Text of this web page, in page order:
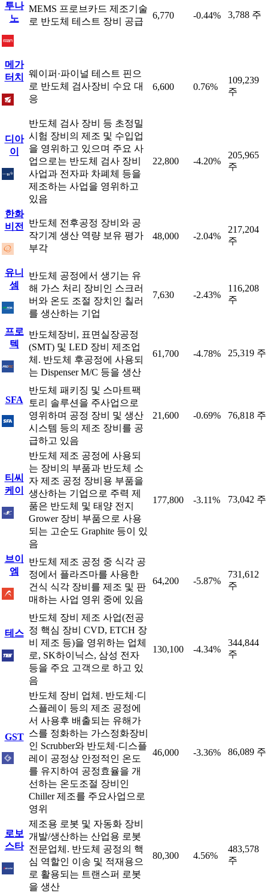
투나
노
MEMS 프로브카드 제조기술
로 반도체 테스트 장비 공급
6,770 -0.44% 3,788 주
메가
터치
웨이퍼·파이널 테스트 핀으
로 반도체 검사장비 수요 대
응
6,600 0.76%
109,239
주
디아
이
반도체 검사 장비 등 초정밀
시험 장비의 제조 및 수입업
을 영위하고 있으며 주요 사
업으로는 반도체 검사 장비
사업과 전자파 차폐체 등을
제조하는 사업을 영위하고
있음
22,800 -4.20%
205,965
주
한화
비전
반도체 전후공정 장비와 공
작기계 생산 역량 보유 평가
부각
48,000 -2.04%
217,204
주
유니
셈
반도체 공정에서 생기는 유
해 가스 처리 장비인 스크러
버와 온도 조절 장치인 칠러
를 생산하는 기업
7,630 -2.43%
116,208
주
프로
텍
반도체장비, 표면실장공정
(SMT) 및 LED 장비 제조업
체. 반도체 후공정에 사용되
는 Dispenser M/C 등을 생산
61,700 -4.78% 25,319 주
SFA
반도체 패키징 및 스마트팩
토리 솔루션을 주사업으로
영위하며 공정 장비 및 생산
시스템 등의 제조 장비를 공
급하고 있음
21,600 -0.69% 76,818 주
티씨
케이
반도체 제조 공정에 사용되
는 장비의 부품과 반도체 소
자 제조 공정 장비용 부품을
생산하는 기업으로 주력 제
품은 반도체 및 태양 전지
Grower 장비 부품으로 사용
되는 고순도 Graphite 등이 있
음
177,800 -3.11% 73,042 주
브이
엠
반도체 제조 공정 중 식각 공
정에서 플라즈마를 사용한
건식 식각 장비를 제조 및 판
매하는 사업 영위 중에 있음
64,200 -5.87%
731,612
주
테스
반도체 장비 제조 사업(전공
정 핵심 장비 CVD, ETCH 장
비 제조 등)을 영위하는 업체
로, SK하이닉스, 삼성 전자
등을 주요 고객으로 하고 있
음
130,100 -4.34%
344,844
주
GST
반도체 장비 업체. 반도체·디
스플레이 등의 제조 공정에
서 사용후 배출되는 유해가
스를 정화하는 가스정화장비
인 Scrubber와 반도체·디스플
레이 공정상 안정적인 온도
를 유지하여 공정효율을 개
선하는 온도조절 장비인
Chiller 제조를 주요사업으로
영위
46,000 -3.36% 86,089 주
로보
스타
제조용 로봇 및 자동화 장비
개발/생산하는 산업용 로봇
전문업체. 반도체 공정의 핵
심 역할인 이송 및 적재용으
로 활용되는 트랜스퍼 로봇
을 생산
80,300 4.56%
483,578
주